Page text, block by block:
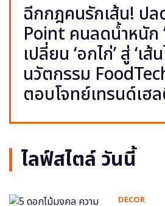
ฉีกกฎคนรักเส้น! ป
Point คนลดน้ำหนัก
เปลี่ยน ‘อกไก่’ สู่ ‘เส้
นวัตกรรม
ตอบโจทย์เทรนด์เฮ
ไลฟ์สไตล์ วันนี้
DECOR